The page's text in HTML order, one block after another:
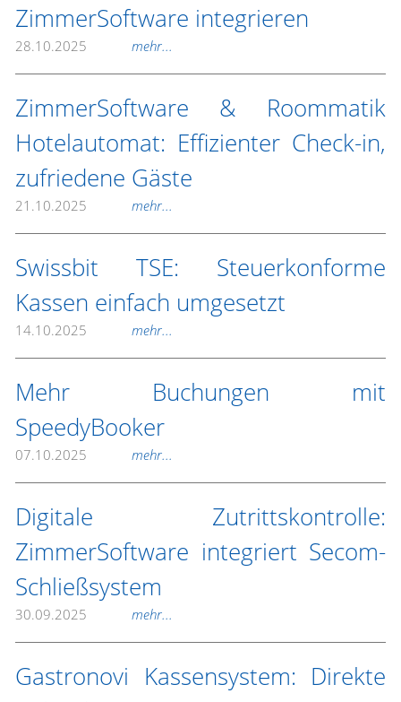
ZimmerSoftware integrieren
28.10.2025 mehr...
ZimmerSoftware & Roommatik
Hotelautomat: Effizienter Check-in,
zufriedene Gäste
21.10.2025 mehr...
Swissbit TSE: Steuerkonforme
Kassen einfach umgesetzt
14.10.2025 mehr...
Mehr Buchungen mit
SpeedyBooker
07.10.2025 mehr...
Digitale Zutrittskontrolle:
ZimmerSoftware integriert Secom-
Schließsystem
30.09.2025 mehr...
Gastronovi Kassensystem: Direkte